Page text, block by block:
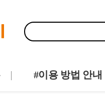
#이용 방법 안내